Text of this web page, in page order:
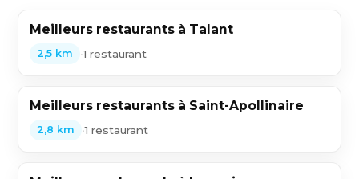
Meilleurs restaurants à Talant
2,5 km •1 restaurant
Meilleurs restaurants à Saint-Apollinaire
2,8 km •1 restaurant